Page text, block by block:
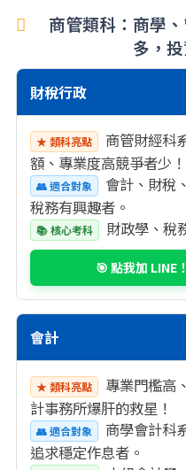
商管類科：商學
多，
財稅行政
★ 類科亮點
商管財經科
額、專業度高競爭者少！
👥 適合對象
會計、財稅
稅務有興趣者。
📚 核心考科 財政學、稅
🎯 點我加 LINE
會計
★ 類科亮點
專業門檻高
計事務所爆肝的救星！
👥 適合對象
商學會計科
追求穩定作息者。